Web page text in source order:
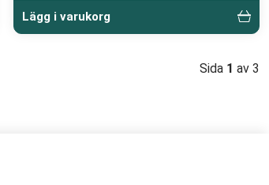
Lägg i varukorg
Sida 1 av 3